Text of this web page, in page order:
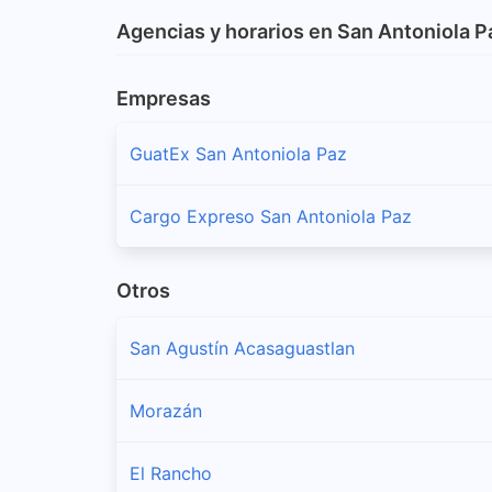
Agencias y horarios en San Antoniola
Empresas
GuatEx San Antoniola Paz
Cargo Expreso San Antoniola Paz
Otros
San Agustín Acasaguastlan
Morazán
El Rancho